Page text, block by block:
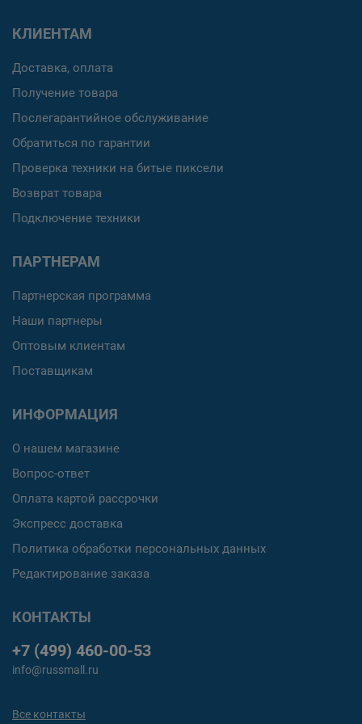
КЛИЕНТАМ
Доставка, оплата
Получение товара
Послегарантийное обслуживание
Обратиться по гарантии
Проверка техники на битые пиксели
Возврат товара
Подключение техники
ПАРТНЕРАМ
Партнерская программа
Наши партнеры
Оптовым клиентам
Поставщикам
ИНФОРМАЦИЯ
О нашем магазине
Вопрос-ответ
Оплата картой рассрочки
Экспресс доставка
Политика обработки персональных данных
Редактирование заказа
КОНТАКТЫ
+7 (499) 460-00-53
info@russmall.ru
Все контакты